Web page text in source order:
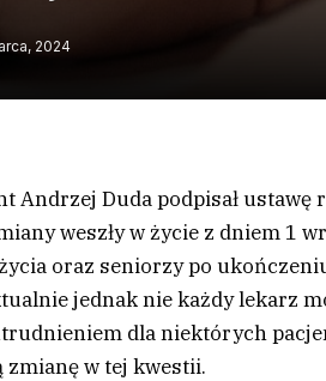
2024
Andrzej Duda podpisał ustawę
weszły w życie z dniem 1
oraz seniorzy po
jednak nie każdy lekarz
dla niektórych
zmianę w tej kwestii.